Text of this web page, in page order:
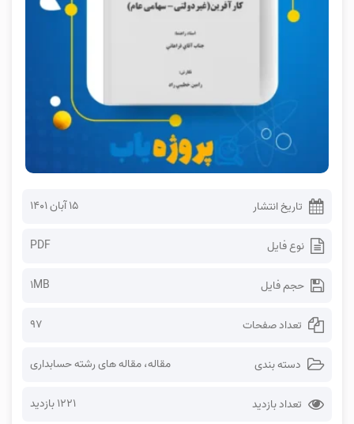
تاریخ انتشار ۱۵ آبان ۱۴۰۱
نوع فایل PDF
حجم فایل 1MB
تعداد صفحات 97
دسته بندی مقاله،مقاله های رشته حسابداری
تعداد بازدید 1221 بازدید